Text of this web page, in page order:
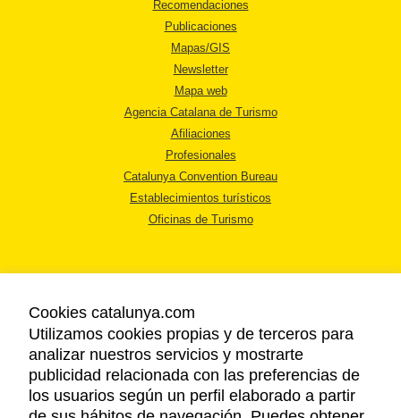
Recomendaciones
Publicaciones
Mapas/GIS
Newsletter
Mapa web
Agencia Catalana de Turismo
Afiliaciones
Profesionales
Catalunya Convention Bureau
Establecimientos turísticos
Oficinas de Turismo
AVISO LEGAL
POLÍTICA DE PRIVACIDAD
COOKIES
ACCESSIBILIDAD
Cookies catalunya.com
Utilizamos cookies propias y de terceros para
analizar nuestros servicios y mostrarte
publicidad relacionada con las preferencias de
los usuarios según un perfil elaborado a partir